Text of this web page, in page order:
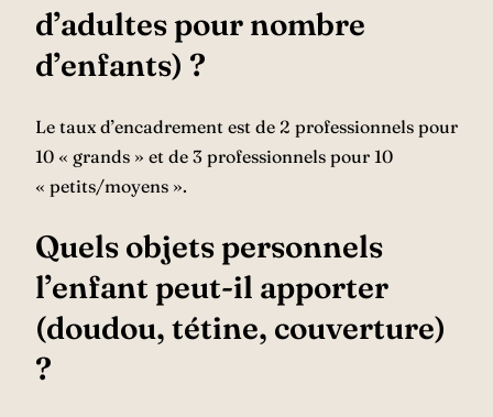
d’adultes pour nombre
d’enfants) ?
Le taux d’encadrement est de 2 professionnels pour
10 « grands » et de 3 professionnels pour 10
« petits/moyens ».
Quels objets personnels
l’enfant peut-il apporter
(doudou, tétine, couverture)
?